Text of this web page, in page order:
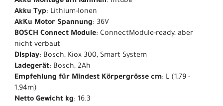
Akku Typ: Lithium-Ionen
AkKu Motor Spannung: 36V
BOSCH Connect Module: ConnectModule-ready, aber
nicht verbaut
Display: Bosch, Kiox 300, Smart System
Ladegerät: Bosch, 2Ah
Empfehlung für Mindest Körpergrösse cm: L (1,79 -
1,94m)
Netto Gewicht kg: 16.3